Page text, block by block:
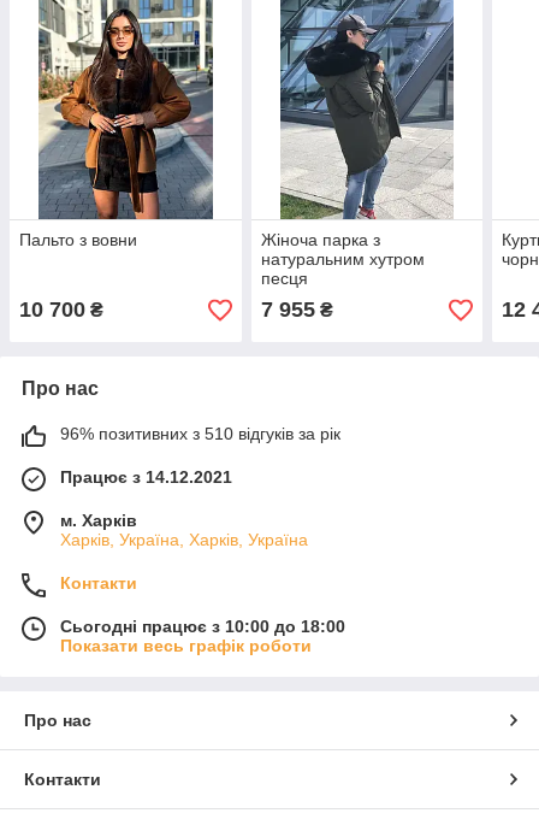
Пальто з вовни
10 700 ₴
Жіноча парка з
натуральним хутром
песця
7 955₴ 12
Про нас
96% позитивних з 510 відгуків за рік
Працює з 14.12.2021
м. Харків
Харків, Україна, Харків, Україна
Контакти
Сьогодні працює з 10:00 до 18:00
Показати весь графік роботи
Про нас
Контакти